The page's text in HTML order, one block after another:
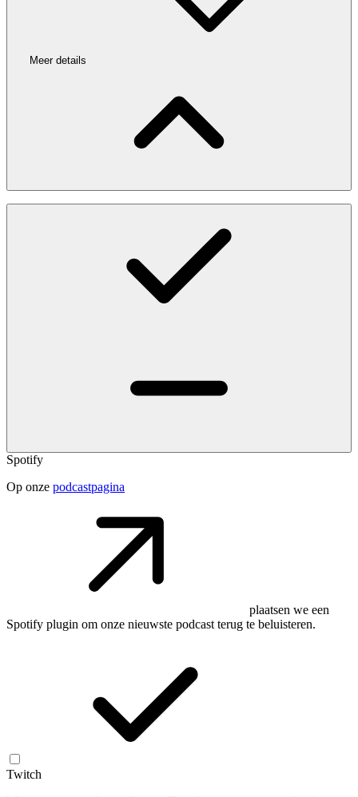
Meer details
Spotify
Op onze podcastpagina
plaatsen we een
Spotify plugin om onze nieuwste podcast terug te beluisteren.
Twitch